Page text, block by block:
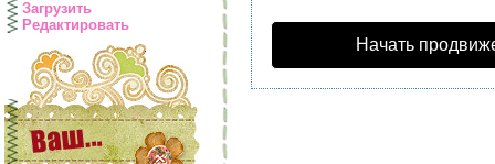
Загрузить
Редактировать
Начать